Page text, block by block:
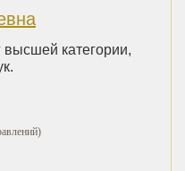
высшей категории,